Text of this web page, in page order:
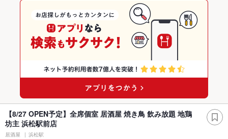
【8/27 OPEN予定】全席個室 居酒屋 焼き鳥 飲み放題 地鶏
坊主 浜松駅前店
居酒屋 浜松駅